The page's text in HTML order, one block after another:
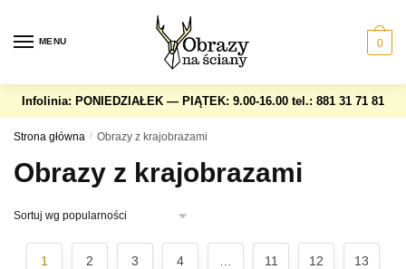
navigation
content
MENU 0
Infolinia: PONIEDZIAŁEK — PIĄTEK: 9.00-16.00 tel.: 881 31 71 81
Strona główna / Obrazy z krajobrazami
Obrazy z krajobrazami
1 2 3 4 11 12 13